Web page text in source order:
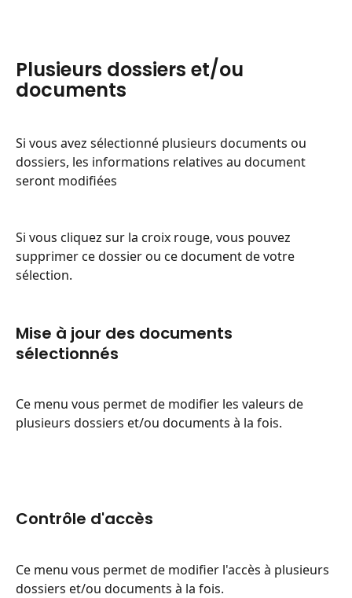
Plusieurs dossiers et/ou
documents
Si vous avez sélectionné plusieurs documents ou
dossiers, les informations relatives au document
seront modifiées
Si vous cliquez sur la croix rouge, vous pouvez
supprimer ce dossier ou ce document de votre
sélection.
Mise à jour des documents
sélectionnés
Ce menu vous permet de modifier les valeurs de
plusieurs dossiers et/ou documents à la fois.
Contrôle d'accès
Ce menu vous permet de modifier l'accès à plusieurs
dossiers et/ou documents à la fois.